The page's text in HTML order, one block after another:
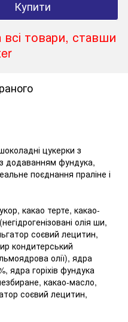
Купити
товари, ставши
цукерки з
додаванням фундука,
поєднання праліне і
какао терте, какао-
олія ши,
соєвий лецитин,
кондитерський
олії), ядра
ядра горіхів фундука
какао-масло,
соєвий лецитин,